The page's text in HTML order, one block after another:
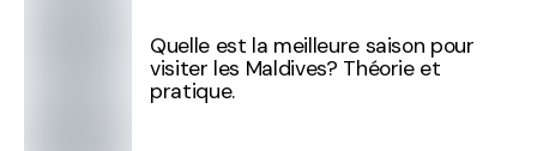
Quelle est la meilleure saison pour
visiter les Maldives? Théorie et
pratique.